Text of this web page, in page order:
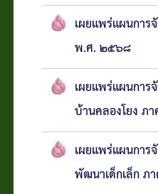
เผยแพร่แผนกา
พ.ศ. ๒๕๖๘
เผยแพร่แผนกา
บ้านคลองโยง ภ
เผยแพร่แผนกา
พัฒนาเด็กเล็ก ภ